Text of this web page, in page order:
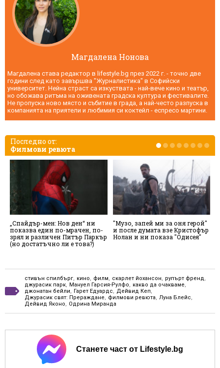
Магдалена Нонова
Магдалена става редактор в lifestyle.bg през 2022 г. - точно две
години след като завършва "Журналистика" в Софийски
университет. Нейна страст са изкуствата - най-вече кино и театър,
но обожава ритъма на оживената градска култура и фестивалите.
Не пропуска ново място и събитие в града, а най-често разпуска в
компанията на приятели и любимия си коктейл - еспресо мартини.
Последно от:
Филмови ревюта
„Спайдър-мен: Нов ден“ ни
показва един по-мрачен, по-
зрял и различен Питър Паркър
(но достатъчно ли е това?)
"Музо, запей ми за оня герой"
и после думата взе Кристофър
Нолан и ни показа "Одисея"
стивън спилбърг, кино, филм, скарлет йохансон, рупърт френд,
джурасик парк, Мануел Гарсия-Рулфо, какво да очакваме,
джонатан бейли, Гарет Едуардс, Дейвид Кеп,
Джурасик свят: Прераждане, филмови ревюта, Луна Блейс,
Дейвид Яконо, Одрина Миранда
Станете част от Lifestyle.bg